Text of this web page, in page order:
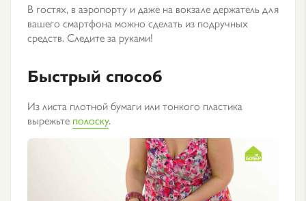
В гостях, в аэропорту и даже на вокзале держатель для
вашего смартфона можно сделать из подручных
средств. Следите за руками!
Быстрый способ
Из листа плотной бумаги или тонкого пластика
вырежьте полоску.